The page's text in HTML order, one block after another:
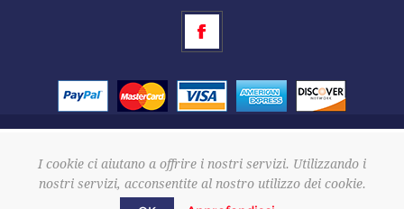
P. Iva 02886570643
Powered bynopCommerce
I cookie ci aiutano a offrire i nostri servizi. Utilizzando i
nostri servizi, acconsentite al nostro utilizzo dei cookie.